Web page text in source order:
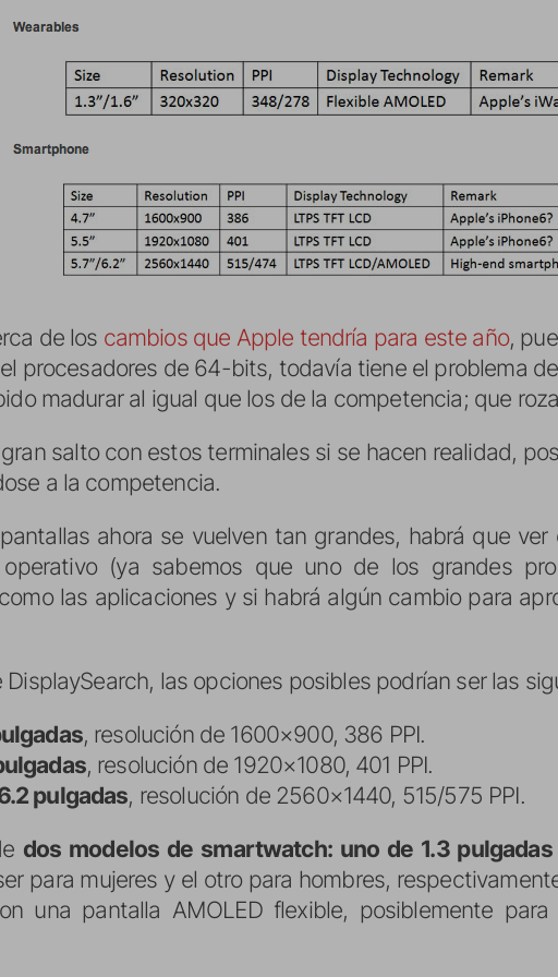
de los cambios que Apple tendría para este año,
procesadores de 64-bits, todavía tiene el problema
madurar al igual que los de la competencia; que
salto con estos terminales si se hacen realidad,
a la competencia.
ahora se vuelven tan grandes, habrá que
(ya sabemos que uno de los grandes
las aplicaciones y si habrá algún cambio para
las opciones posibles podrían ser las
, resolución de 1600×900, 386 PPI.
, resolución de 1920×1080, 401 PPI.
pulgadas, resolución de 2560×1440, 515/575 PPI.
dos modelos de smartwatch: uno de 1.3
para mujeres y el otro para hombres,
una pantalla AMOLED flexible, posiblemente